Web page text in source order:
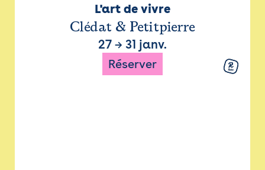
L'art de vivre
Clédat & Petitpierre
27 → 31 janv.
Réserver